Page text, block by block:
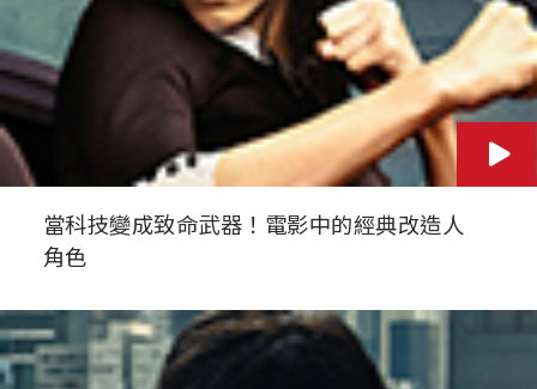
當科技變成致命武器！電影中的經典改造人
角色